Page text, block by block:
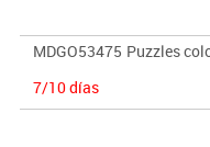
MDGO53475 Puzzles
7/10 días